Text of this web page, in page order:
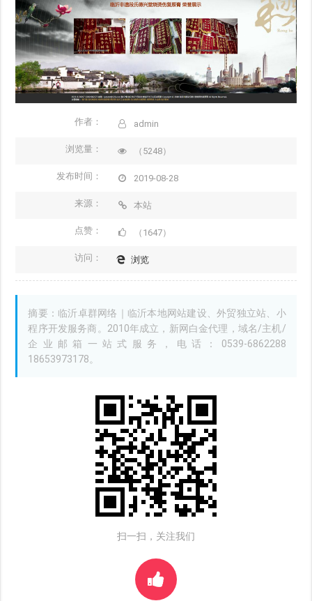
作者： admin
浏览量： （5248）
发布时间： 2019-08-28
来源： 本站
点赞： （1647）
访问： 浏览
摘要：临沂卓群网络｜临沂本地网站建设、外贸独立站、小
程序开发服务商。2010年成立，新网白金代理，域名/主机/
企业邮箱一站式服务，电话：0539-6862288
18653973178。
扫一扫，关注我们